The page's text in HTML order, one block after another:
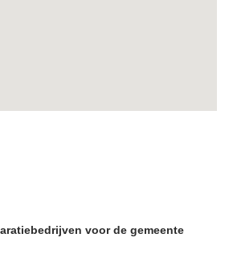
voor de gemeente